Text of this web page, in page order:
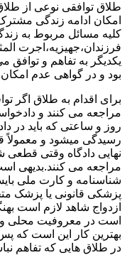
طلاق توافقی نوعی از
امکان ادامه زندگی
کلیه مسائل مربوط به
فرزندان،جهیزیه،اجرت
یکدیگر به تفاهم و توافق
بود و در گواهی عدم
برای اقدام به طلاق اگر
مراجعه می کنند و
روز و ساعتی که باید در
رسیدگی میشود و معمولاً
نهایی دادگاه وقتی قطعی
مراجعه می کنند.بدیهی
شناسنامه و کارت ملی
پزشکی قانونی یا پزشک
ازدواج شاهد لازم است
است در معروفیت محلی و
بهترین کار این است که
در طلاق هایی که تفاهم